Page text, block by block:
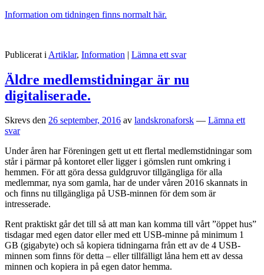
Information om tidningen finns normalt här.
Publicerat i Artiklar, Information | Lämna ett svar
Äldre medlemstidningar är nu
digitaliserade.
Skrevs den 26 september, 2016 av landskronaforsk — Lämna ett
svar
Under åren har Föreningen gett ut ett flertal medlemstidningar som
står i pärmar på kontoret eller ligger i gömslen runt omkring i
hemmen. För att göra dessa guldgruvor tillgängliga för alla
medlemmar, nya som gamla, har de under våren 2016 skannats in
och finns nu tillgängliga på USB-minnen för dem som är
intresserade.
Rent praktiskt går det till så att man kan komma till vårt ”öppet hus”
tisdagar med egen dator eller med ett USB-minne på minimum 1
GB (gigabyte) och så kopiera tidningarna från ett av de 4 USB-
minnen som finns för detta – eller tillfälligt låna hem ett av dessa
minnen och kopiera in på egen dator hemma.